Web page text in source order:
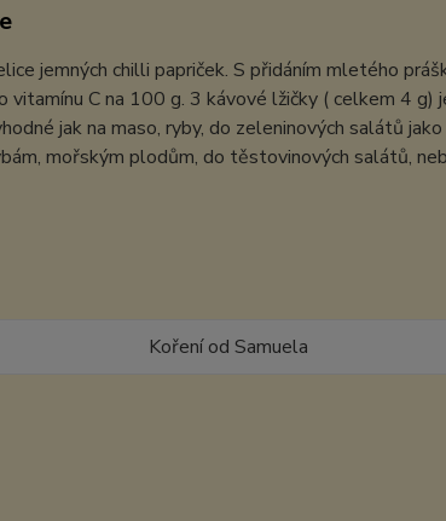
jemných chilli papriček. S přidáním mletého
C na 100 g. 3 kávové lžičky ( celkem 4 g)
jak na maso, ryby, do zeleninových salátů
mořským plodům, do těstovinových salátů,
Koření od Samuela